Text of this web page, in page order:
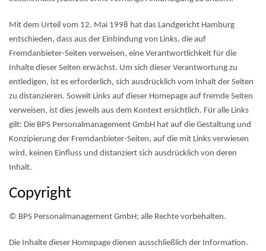
Mit dem Urteil vom 12. Mai 1998 hat das Landgericht Hamburg
entschieden, dass aus der Einbindung von Links, die auf
Fremdanbieter-Seiten verweisen, eine Verantwortlichkeit für die
Inhalte dieser Seiten erwächst. Um sich dieser Verantwortung zu
entledigen, ist es erforderlich, sich ausdrücklich vom Inhalt der Seiten
zu distanzieren. Soweit Links auf dieser Homepage auf fremde Seiten
verweisen, ist dies jeweils aus dem Kontext ersichtlich. Für alle Links
gilt: Die BPS Personalmanagement GmbH hat auf die Gestaltung und
Konzipierung der Fremdanbieter-Seiten, auf die mit Links verwiesen
wird, keinen Einfluss und distanziert sich ausdrücklich von deren
Inhalt.
Copyright
© BPS Personalmanagement GmbH; alle Rechte vorbehalten.
Die Inhalte dieser Homepage dienen ausschließlich der Information.